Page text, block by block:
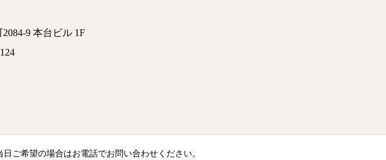
9 本台ビル 1F
希望の場合はお電話でお問い合わせください。